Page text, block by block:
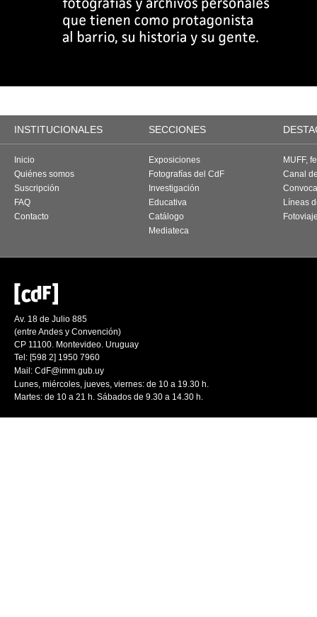
INSTITUCIONALES SECCIONES
Inicio
Quiénes somos
Suscripción
FAQ
Contacto
Exposiciones
Fotografías del CdF
Investigación
Educativa
Catálogo
Mediateca
MUFF,
Canal
Líneas
Av. 18 de Julio 885
(entre Andes y Convención)
CP 11100. Montevideo. Uruguay
Tel: [598 2] 1950 7960
Mail: CdF@imm.gub.uy
Lunes, miércoles, jueves, viernes: de 10 a 19.30 h.
Martes: de 10 a 21 h. Sábados de 9.30 a 14.30 h.